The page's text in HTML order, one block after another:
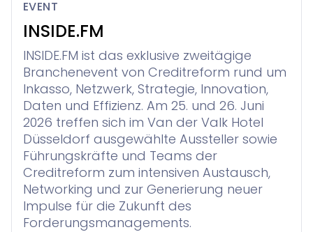
EVENT
INSIDE.FM
INSIDE.FM ist das exklusive zweitägige
Branchenevent von Creditreform rund um
Inkasso, Netzwerk, Strategie, Innovation,
Daten und Effizienz. Am 25. und 26. Juni
2026 treffen sich im Van der Valk Hotel
Düsseldorf ausgewählte Aussteller sowie
Führungskräfte und Teams der
Creditreform zum intensiven Austausch,
Networking und zur Generierung neuer
Impulse für die Zukunft des
Forderungsmanagements.